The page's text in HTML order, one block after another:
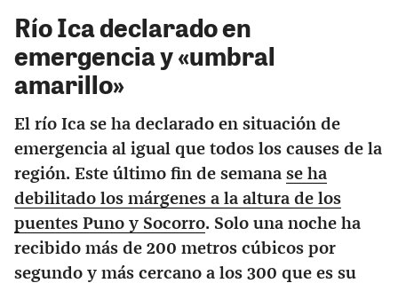
Río Ica declarado en
emergencia y «umbral
amarillo»
El río Ica se ha declarado en situación de
emergencia al igual que todos los causes de la
región. Este último fin de semana se ha
debilitado los márgenes a la altura de los
puentes Puno y Socorro. Solo una noche ha
recibido más de 200 metros cúbicos por
segundo y más cercano a los 300 que es su